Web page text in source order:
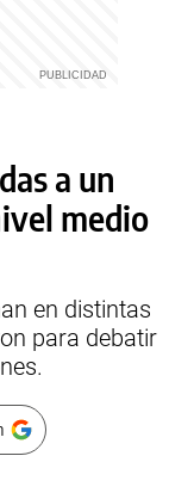
a un
medio
en distintas
para debatir